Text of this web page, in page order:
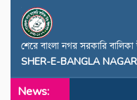
শেরে বাংলা নগর সরকারি বালিকা
SHER-E-BANGLA
News: